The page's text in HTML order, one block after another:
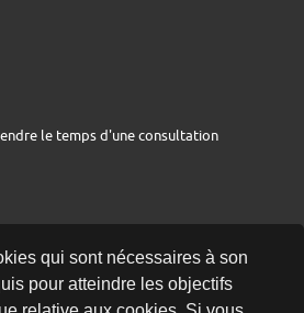
qui sont nécessaires à son
pour atteindre les objectifs
le temps d'une consultation